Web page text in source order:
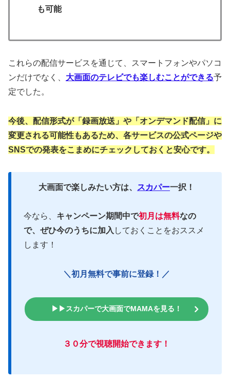
も可能
これらの配信サービスを通じて、スマートフォンやパソコ
ンだけでなく、 大画面のテレビでも楽しむことができる予
定でした。
今後、配信形式が「録画放送」や「オンデマンド配信」に
変更される可能性もあるため、各サービスの公式ページや
SNSでの発表をこまめにチェックしておくと安心です。
大画面で楽しみたい方は、 スカパー一択！
今なら、 キャンペーン期間中で初月は無料なの
で、ぜひ今のうちに加入 しておくことをおススメ
します！
＼初月無料で事前に登録！／
▶▶スカパーで大画面でMAMAを見る！
３０分で視聴開始できます！